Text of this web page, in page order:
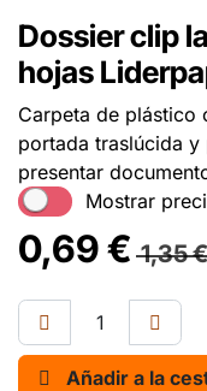
Dossier clip
hojas
Carpeta de plástico
portada traslúcida y
presentar
Mostrar
0,69€ 1,35€
Añadir a la